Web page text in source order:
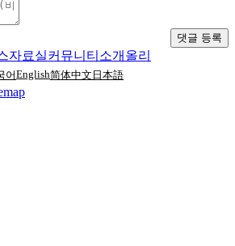
댓글 등록
자료실커뮤니티 소개 올리
어English简体中文 日本語